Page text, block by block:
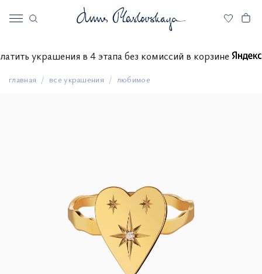
украшения в 4 этапа без комиссий в корзине
главная все украшения любимое